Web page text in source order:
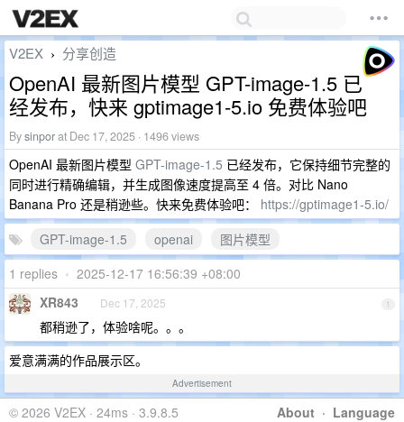
V2EX › 分享创造
OpenAI 最新图片模型 GPT-image-1.5 已
经发布，快来 gptimage1-5.io 免费体验吧
Bysinporat Dec 17, 2025 · 1496 views
OpenAI 最新图片模型 GPT-image-1.5 已经发布，它保持细节完整的
同时进行精确编辑，并生成图像速度提高至 4 倍。对比 Nano
Banana Pro 还是稍逊些。快来免费体验吧： https://gptimage1-5.io/
GPT-image-1.5
openai
图片模型
1 replies • 2025-12-17 16:56:39 +08:00
1
XR843 Dec 17, 2025
都稍逊了，体验啥呢。。。
爱意满满的作品展示区。
Advertisement
About · Language
© 2026 V2EX · 24ms · 3.9.8.5